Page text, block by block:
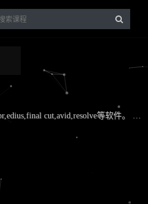
cut,avid,resolve等软件。 …